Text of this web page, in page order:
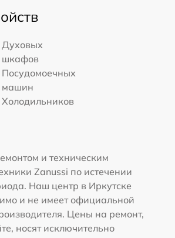
Духовых
шкафов
Посудомоечных
машин
Холодильников
и техническим
Zanussi по истечении
Наш центр в Иркутске
и не имеет официальной
Цены на ремонт,
носят исключительно